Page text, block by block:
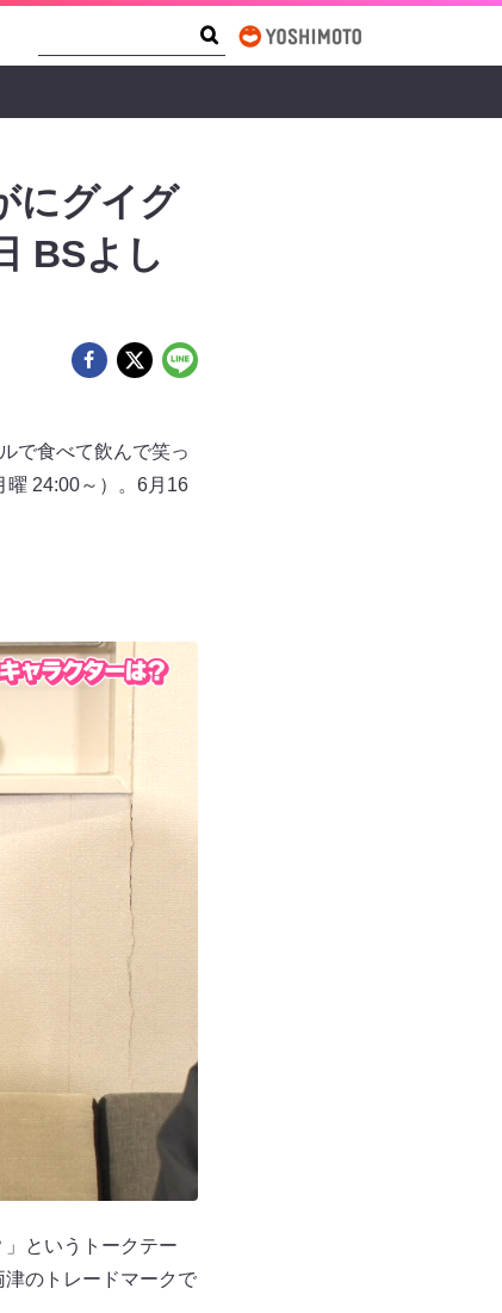
にグイグ
BSよし
で食べて飲んで笑っ
24:00～）。6月16
というトークテー
のトレードマークで